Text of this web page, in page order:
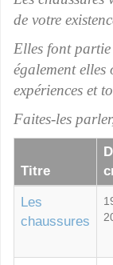
de votre
Elles font partie
également elles
expériences et
Faites-les
Titre
Les
chaussures